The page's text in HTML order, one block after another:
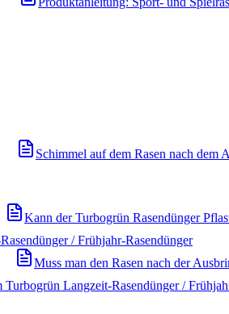
Schimmel auf dem Rasen nach dem
Kann der Turbogrün Rasendünger
/ Frühjahr-Rasendünger
Muss man den Rasen nach der
Langzeit-Rasendünger /